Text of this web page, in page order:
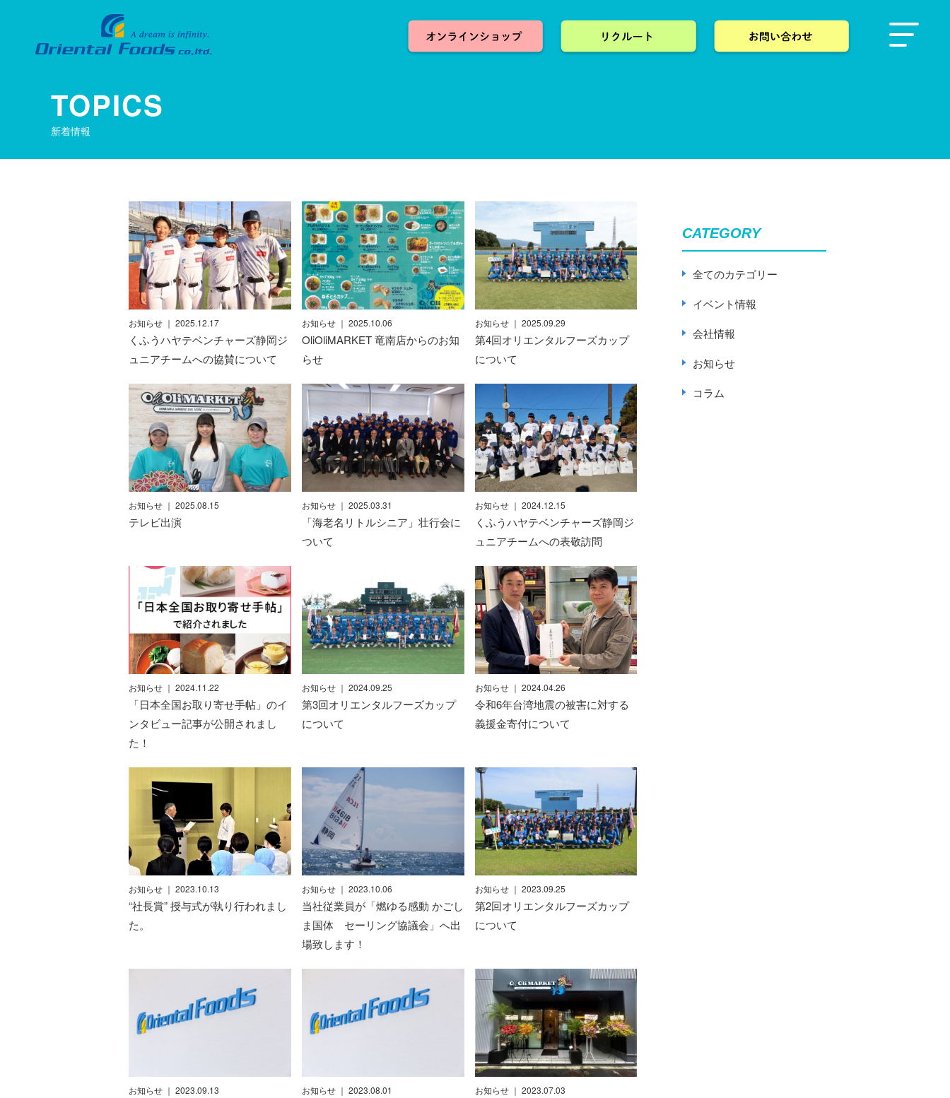
TOPICS
新着情報
お知らせ ｜ 2025.12.17
くふうハヤテベンチャーズ静岡ジ
ュニアチームへの協賛について
お知らせ ｜ 2025.10.06
OliOliMARKET 竜南店からのお知
らせ
お知らせ ｜ 2025.09.29
第4回オリエンタルフーズカップ
について
お知らせ ｜ 2025.08.15
テレビ出演
お知らせ ｜ 2025.03.31
「海老名リトルシニア」壮行会に
ついて
お知らせ ｜ 2024.12.15
くふうハヤテベンチャーズ静岡ジ
ュニアチームへの表敬訪問
お知らせ ｜ 2024.11.22
「日本全国お取り寄せ手帖」のイ
ンタビュー記事が公開されまし
た！
お知らせ ｜ 2024.09.25
第3回オリエンタルフーズカップ
について
お知らせ ｜ 2024.04.26
令和6年台湾地震の被害に対する
義援金寄付について
お知らせ ｜ 2023.10.13
“社長賞” 授与式が執り行われまし
た。
お知らせ ｜ 2023.10.06
当社従業員が「燃ゆる感動 かごし
ま国体 セーリング協議会」へ出
場致します！
お知らせ ｜ 2023.09.25
第2回オリエンタルフーズカップ
について
お知らせ ｜ 2023.09.13 お知らせ ｜ 2023.08.01 お知らせ ｜ 2023.07.03
CATEGORY
全てのカテゴリー
イベント情報
会社情報
お知らせ
コラム